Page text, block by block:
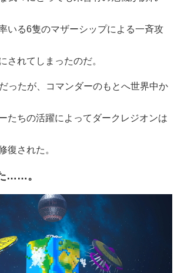
いる6隻のマザーシップによる一斉攻
されてしまったのだ。
ったが、コマンダーのもとへ世界中か
たちの活躍によってダークレジオンは
復された。
……。